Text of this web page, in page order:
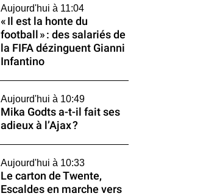
Aujourd'hui à 11:04
« Il est la honte du
football » : des salariés de
la FIFA dézinguent Gianni
Infantino
Aujourd'hui à 10:49
Mika Godts a-t-il fait ses
adieux à l’Ajax ?
Aujourd'hui à 10:33
Le carton de Twente,
Escaldes en marche vers